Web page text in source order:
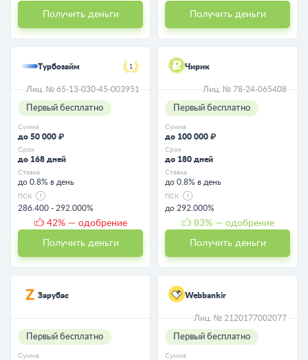
Получить деньги Получить деньги
Турбозайм 1
Лиц. № 65-13-030-45-003951
Первый бесплатно
Сумма
до 50 000 ₽
Срок
до 168 дней
Ставка
до 0.8% в день
ПСК
286.400 - 292.000%
42% — одобрение
Получить деньги
Чирик
Лиц. № 78-24-065408
Первый бесплатно
Сумма
до 100 000 ₽
Срок
до 180 дней
Ставка
до 0.8% в день
ПСК
до 292.000%
83% — одобрение
Получить деньги
Зарубас
Первый бесплатно
Сумма
Webbankir
Лиц. № 2120177002077
Первый бесплатно
Сумма